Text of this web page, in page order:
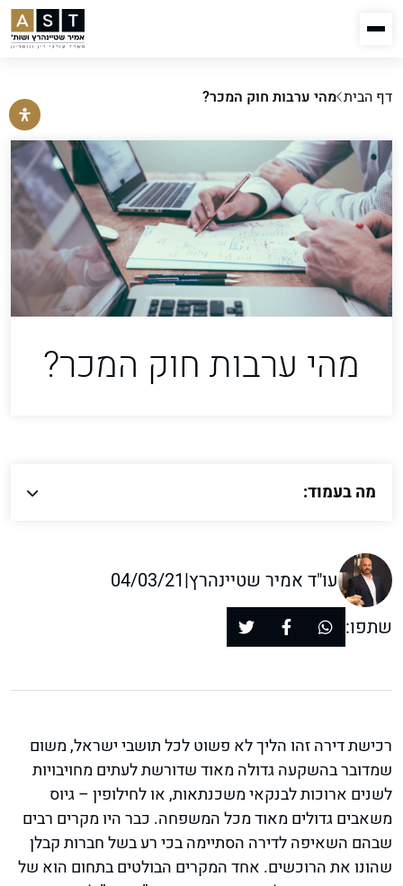
דף הבית מהי ערבות חוק המכר?
מהי ערבות חוק המכר?
מה בעמוד:
עו"ד אמיר שטיינהרץ|
04/03/21
שתפו:
רכישת דירה זהו הליך לא פשוט לכל תושבי ישראל, משום
שמדובר בהשקעה גדולה מאוד שדורשת לעתים מחויבויות
לשנים ארוכות לבנקאי משכנתאות, או לחילופין – גיוס
משאבים גדולים מאוד מכל המשפחה. כבר היו מקרים רבים
שבהם השאיפה לדירה הסתיימה בכי רע בשל חברות קבלן
שהונו את הרוכשים. אחד המקרים הבולטים בתחום הוא של